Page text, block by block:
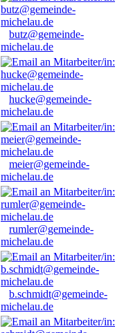
butz@gemeinde-
michelau.de
hucke@gemeinde-
michelau.de
meier@gemeinde-
michelau.de
rumler@gemeinde-
michelau.de
b.schmidt@gemeinde-
michelau.de